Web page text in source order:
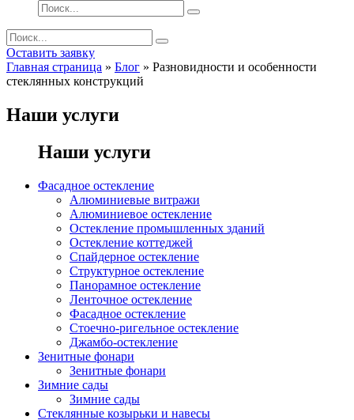
Оставить заявку
Главная страница » Блог » Разновидности и особенности
стеклянных конструкций
Наши услуги
Наши услуги
Фасадное остекление
Алюминиевые витражи
Алюминиевое остекление
Остекление промышленных зданий
Остекление коттеджей
Спайдерное остекление
Структурное остекление
Панорамное остекление
Ленточное остекление
Фасадное остекление
Стоечно-ригельное остекление
Джамбо-остекление
Зенитные фонари
Зенитные фонари
Зимние сады
Зимние сады
Стеклянные козырьки и навесы